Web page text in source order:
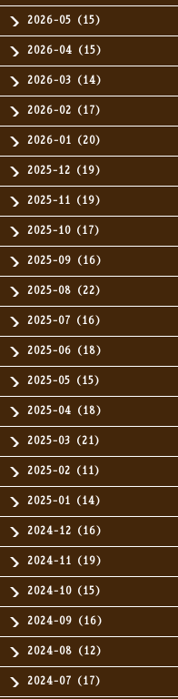
2026-05（15）
2026-04（15）
2026-03（14）
2026-02（17）
2026-01（20）
2025-12（19）
2025-11（19）
2025-10（17）
2025-09（16）
2025-08（22）
2025-07（16）
2025-06（18）
2025-05（15）
2025-04（18）
2025-03（21）
2025-02（11）
2025-01（14）
2024-12（16）
2024-11（19）
2024-10（15）
2024-09（16）
2024-08（12）
2024-07（17）